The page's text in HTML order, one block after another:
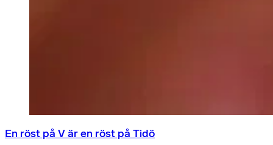
En röst på V är en röst på Tidö